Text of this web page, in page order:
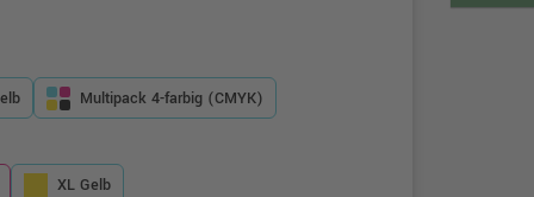
Multipack 4-farbig (CMYK)
XL Gelb